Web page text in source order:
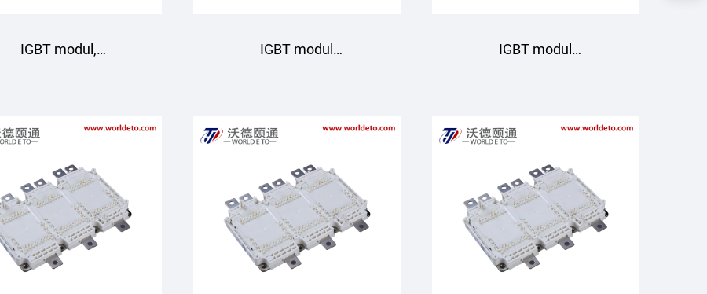
IGBT modul,
Starpower
IGBT modul
Starpower
IGBT modul
Srarpower